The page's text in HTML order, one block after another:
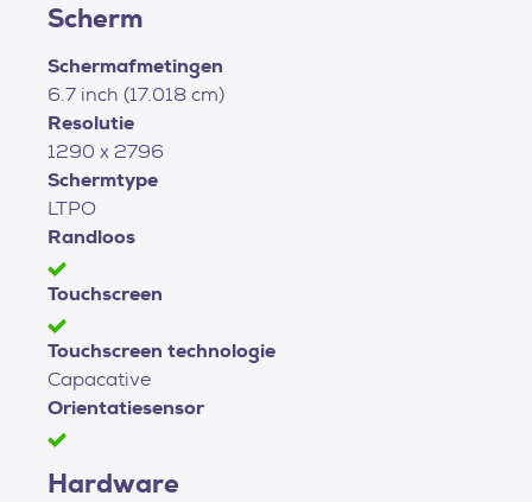
Scherm
Schermafmetingen
6.7 inch (17.018 cm)
Resolutie
1290 x 2796
Schermtype
LTPO
Randloos
Touchscreen
Touchscreen technologie
Capacative
Orientatiesensor
Hardware